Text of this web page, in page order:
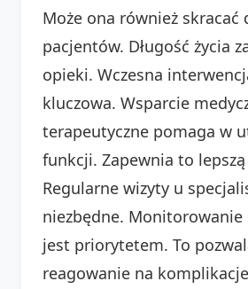
Może ona również skracać
pacjentów. Długość życia
opieki. Wczesna
kluczowa. Wsparcie
terapeutyczne pomaga w
funkcji. Zapewnia to
Regularne wizyty u
niezbędne.
jest priorytetem. To
reagowanie na